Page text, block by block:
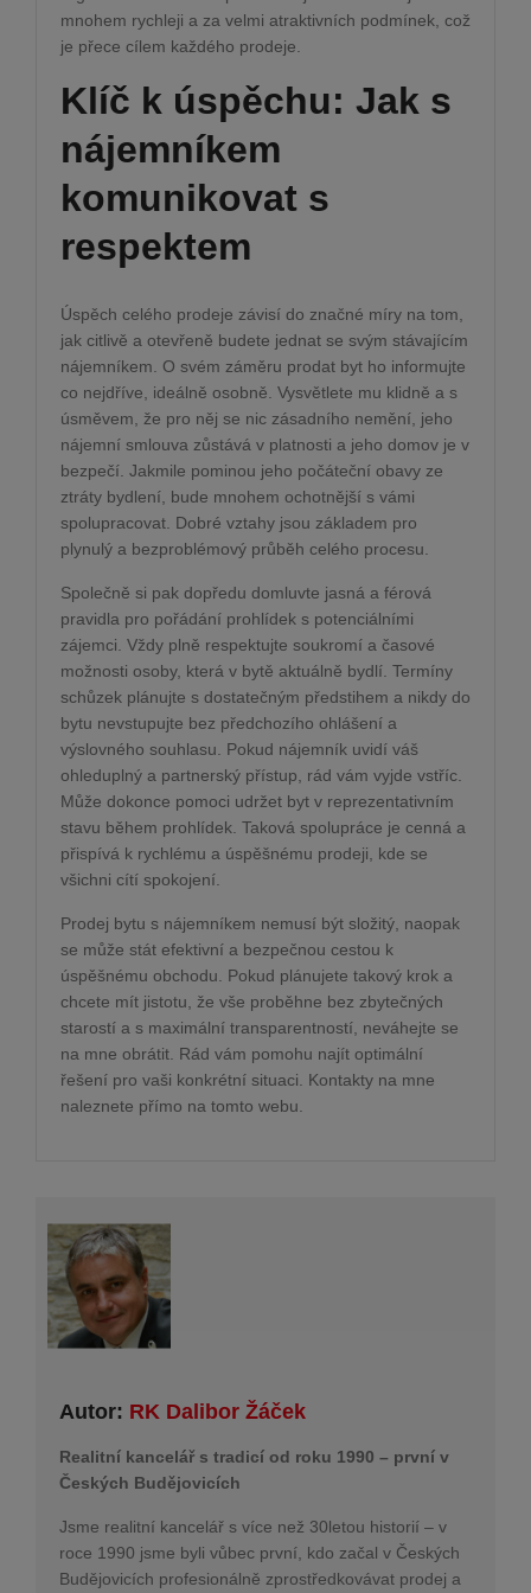
mnohem rychleji a za velmi atraktivních podmínek, což
je přece cílem každého prodeje.
Klíč k úspěchu: Jak s
nájemníkem
komunikovat s
respektem
Úspěch celého prodeje závisí do značné míry na tom,
jak citlivě a otevřeně budete jednat se svým stávajícím
nájemníkem. O svém záměru prodat byt ho informujte
co nejdříve, ideálně osobně. Vysvětlete mu klidně a s
úsměvem, že pro něj se nic zásadního nemění, jeho
nájemní smlouva zůstává v platnosti a jeho domov je v
bezpečí. Jakmile pominou jeho počáteční obavy ze
ztráty bydlení, bude mnohem ochotnější s vámi
spolupracovat. Dobré vztahy jsou základem pro
plynulý a bezproblémový průběh celého procesu.
Společně si pak dopředu domluvte jasná a férová
pravidla pro pořádání prohlídek s potenciálními
zájemci. Vždy plně respektujte soukromí a časové
možnosti osoby, která v bytě aktuálně bydlí. Termíny
schůzek plánujte s dostatečným předstihem a nikdy do
bytu nevstupujte bez předchozího ohlášení a
výslovného souhlasu. Pokud nájemník uvidí váš
ohleduplný a partnerský přístup, rád vám vyjde vstříc.
Může dokonce pomoci udržet byt v reprezentativním
stavu během prohlídek. Taková spolupráce je cenná a
přispívá k rychlému a úspěšnému prodeji, kde se
všichni cítí spokojení.
Prodej bytu s nájemníkem nemusí být složitý, naopak
se může stát efektivní a bezpečnou cestou k
úspěšnému obchodu. Pokud plánujete takový krok a
chcete mít jistotu, že vše proběhne bez zbytečných
starostí a s maximální transparentností, neváhejte se
na mne obrátit. Rád vám pomohu najít optimální
řešení pro vaši konkrétní situaci. Kontakty na mne
naleznete přímo na tomto webu.
Autor: RK Dalibor Žáček
Realitní kancelář s tradicí od roku 1990 – první v
Českých Budějovicích
Jsme realitní kancelář s více než 30letou historií – v
roce 1990 jsme byli vůbec první, kdo začal v Českých
Budějovicích profesionálně zprostředkovávat prodej a